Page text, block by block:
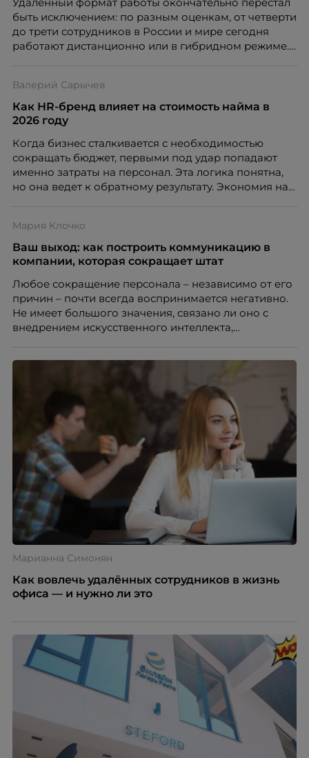
быть исключением: по разным оценкам, от четверти
до трети сотрудников в России и мире сегодня
работают дистанционно или в гибридном режиме.
адаптация во многом происходит сама собой, то на
расстоянии она требует осознанного
проектирования — иначе компания рискует
Валерий Сарычев
Как HR-бренд влияет на стоимость найма в
2026 году
Когда бизнес сталкивается с необходимостью
сокращать бюджет, первыми под удар попадают
именно затраты на персонал. Эта логика понятна,
но она ведет к обратному результату. Экономия на
значит – сокращает доходы бизнеса.
Мария Клочко
Ваш выход: как построить коммуникацию в
компании, которая сокращает штат
Любое сокращение персонала – независимо от его
причин – почти всегда воспринимается негативно.
Не имеет большого значения, связано ли оно с
внедрением искусственного интеллекта,
структуры компании. Для сотрудников сокращения
означают потерю стабильности, а для внешнего
рынка становятся сигналом о возможных
проблемах организации. В результате увольнения
нередко превращаются в фактор, который
негативно влияет HR-бренд работодателя.
Марианна Симонян
Как вовлечь удалённых сотрудников в жизнь
офиса — и нужно ли это